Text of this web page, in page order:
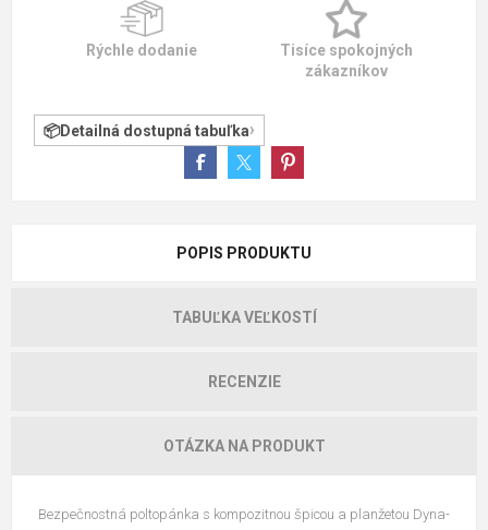
Rýchle dodanie
Tisíce spokojných
zákazníkov
Detailná dostupná tabuľka
POPIS PRODUKTU
TABUĽKA VEĽKOSTÍ
RECENZIE
OTÁZKA NA PRODUKT
Bezpečnostná poltopánka s kompozitnou špicou a planžetou Dyna-